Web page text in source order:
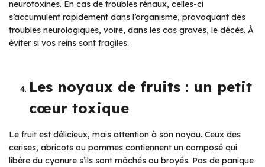
neurotoxines. En cas de troubles rénaux, celles-ci
s’accumulent rapidement dans l’organisme, provoquant des
troubles neurologiques, voire, dans les cas graves, le décès. À
éviter si vos reins sont fragiles.
Les noyaux de fruits : un petit
cœur toxique
Le fruit est délicieux, mais attention à son noyau. Ceux des
cerises, abricots ou pommes contiennent un composé qui
libère du cyanure s’ils sont mâchés ou broyés. Pas de panique